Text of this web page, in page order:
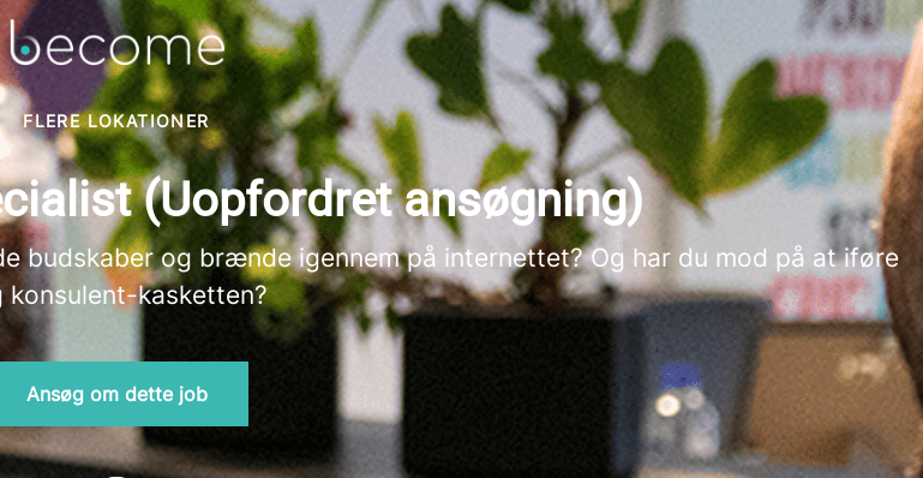
FLERE LOKATIONER
(Uopfordret ansøgning)
budskaber og brænde igennem på internettet? Og har du mod på at iføre
konsulent-kasketten?
Ansøg om dette job